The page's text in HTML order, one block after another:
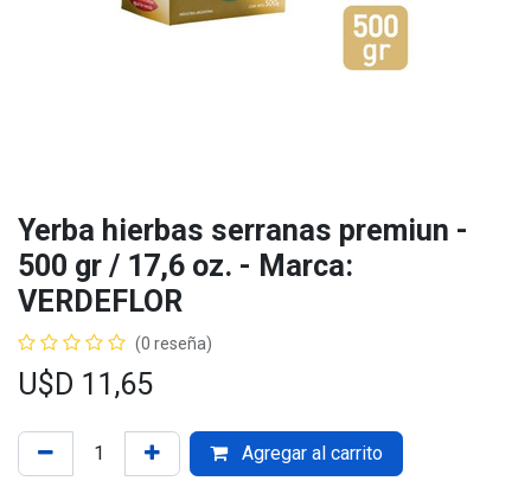
Yerba hierbas serranas premiun -
500 gr / 17,6 oz. - Marca:
VERDEFLOR
(0 reseña)
U$D 11,65
Agregar al carrito